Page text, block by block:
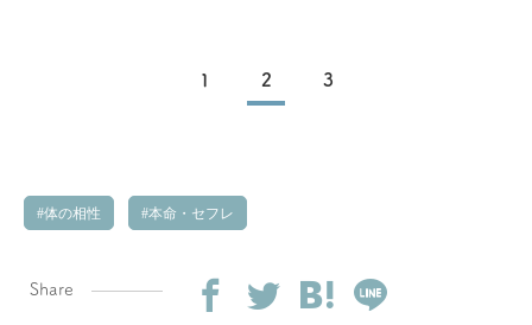
1 2 3
体の相性 本命・セフレ
Share